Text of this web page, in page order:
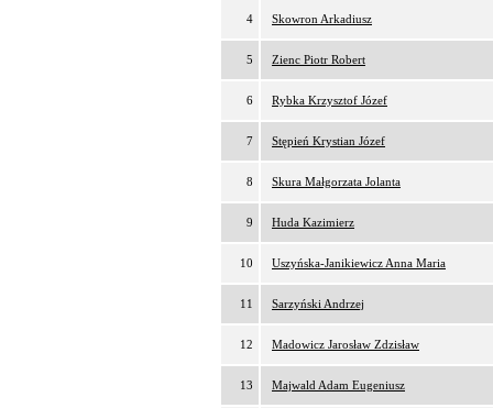
4 Skowron Arkadiusz
5 Zienc Piotr Robert
6 Rybka Krzysztof Józef
7 Stępień Krystian Józef
8 Skura Małgorzata Jolanta
9 Huda Kazimierz
10 Uszyńska-Janikiewicz Anna Maria
11 Sarzyński Andrzej
12 Madowicz Jarosław Zdzisław
13 Majwald Adam Eugeniusz